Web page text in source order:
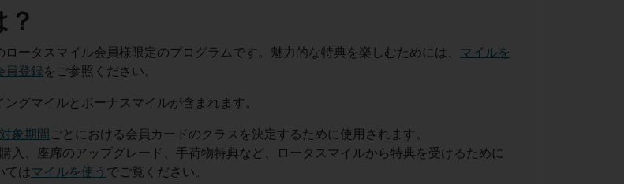
ータスマイル会員様限定のプログラムです。魅力的な特典を楽しむためには、 マイルを
員登録をご参照ください。
グマイルとボーナスマイルが含まれます。
対象期間ごとにおける会員カードのクラスを決定するために使用されます。
入、座席のアップグレード、手荷物特典など、ロータスマイルから特典を受けるために
てはマイルを使う でご覧ください。